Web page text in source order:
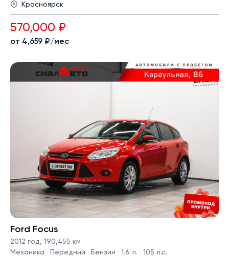
Красноярск
570,000 ₽
от 4,659 ₽/мес
Ford Focus
2012 год, 190,455 км
Механика · Передний · Бензин · 1.6 л. · 105 л.с.